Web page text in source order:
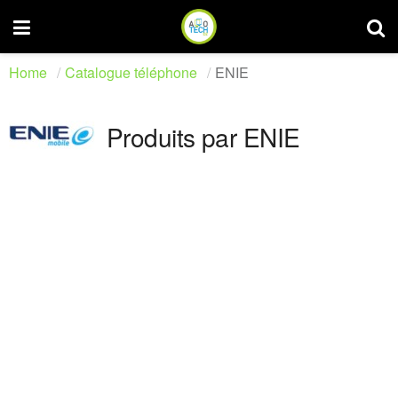
Home Catalogue téléphone ENIE
Produits par ENIE